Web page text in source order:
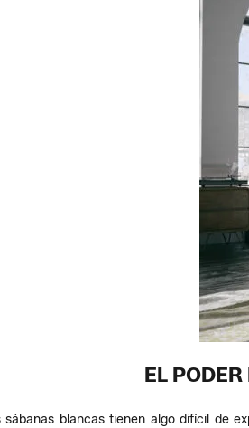
EL
sábanas blancas tienen algo difícil de